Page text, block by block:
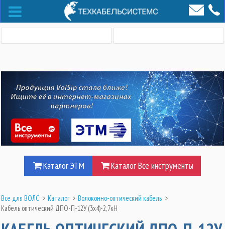
Каталог ЭТМ Каталог Все инструменты
Все для ВОЛС > Каталог > Волоконно-оптический кабель >
Кабель оптический ДПО-П-12У (3х4)-2,7кН